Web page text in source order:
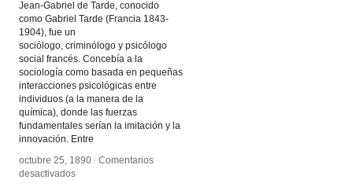
Jean-Gabriel de Tarde, conocido
como Gabriel Tarde (Francia 1843-
1904), fue un
sociólogo, criminólogo y psicólogo
social francés. Concebía a la
sociología como basada en pequeñas
interacciones psicológicas entre
individuos (a la manera de la
química), donde las fuerzas
fundamentales serían la imitación y la
innovación. Entre
octubre 25, 1890 / Comentarios
desactivadosen
octubre 25, 1890 / Comentarios
desactivadosen